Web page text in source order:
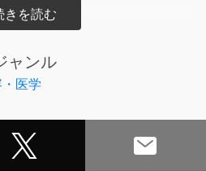
？！」
、イライラしてついこんなふう
さらにストレスが大きくなって
ャンル
医学